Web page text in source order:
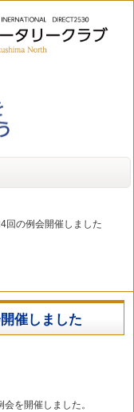
の例会開催しました
催しました
を開催しました。